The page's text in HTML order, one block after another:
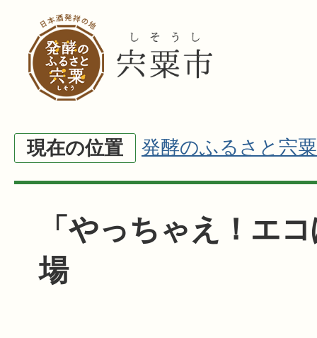
現在の位置 発酵のふるさと宍粟
「やっちゃえ！エ
場